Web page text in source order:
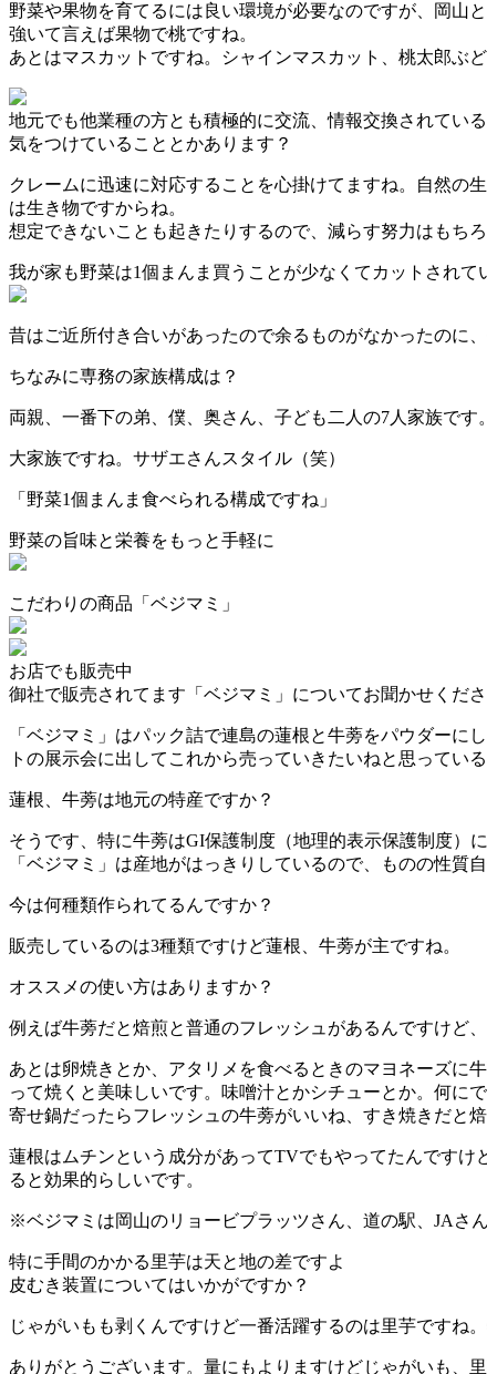
野菜や果物を育てるには良い環境が必要なのですが、岡山
強いて言えば果物で桃ですね。
あとはマスカットですね。シャインマスカット、桃太郎ぶ
地元でも他業種の方とも積極的に交流、情報交換されている
気をつけていることとかあります？
クレームに迅速に対応することを心掛けてますね。自然の
は生き物ですからね。
想定できないことも起きたりするので、減らす努力はもち
我が家も野菜は1個まんま買うことが少なくてカットされて
昔はご近所付き合いがあったので余るものがなかったのに
ちなみに専務の家族構成は？
両親、一番下の弟、僕、奥さん、子ども二人の7人家族です。
大家族ですね。サザエさんスタイル（笑）
「野菜1個まんま食べられる構成ですね」
野菜の旨味と栄養をもっと手軽に
こだわりの商品「ベジマミ」
お店でも販売中
御社で販売されてます「ベジマミ」についてお聞かせくださ
「ベジマミ」はパック詰で連島の蓮根と牛蒡をパウダーに
トの展示会に出してこれから売っていきたいねと思っている
蓮根、牛蒡は地元の特産ですか？
そうです、特に牛蒡はGI保護制度（地理的表示保護制度）
「ベジマミ」は産地がはっきりしているので、ものの性質
今は何種類作られてるんですか？
販売しているのは3種類ですけど蓮根、牛蒡が主ですね。
オススメの使い方はありますか？
例えば牛蒡だと焙煎と普通のフレッシュがあるんですけど
あとは卵焼きとか、アタリメを食べるときのマヨネーズに
って焼くと美味しいです。味噌汁とかシチューとか。何に
寄せ鍋だったらフレッシュの牛蒡がいいね、すき焼きだと
蓮根はムチンという成分があってTVでもやってたんです
ると効果的らしいです。
※ベジマミは岡山のリョービプラッツさん、道の駅、JAさ
特に手間のかかる里芋は天と地の差ですよ
皮むき装置についてはいかがですか？
じゃがいもも剥くんですけど一番活躍するのは里芋ですね
ありがとうございます。量にもよりますけどじゃがいも、